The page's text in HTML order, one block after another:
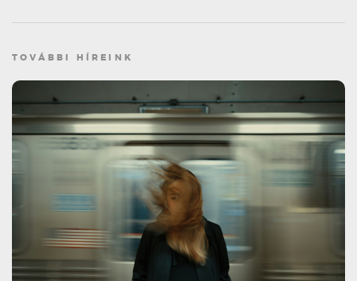
TOVÁBBI HÍREINK